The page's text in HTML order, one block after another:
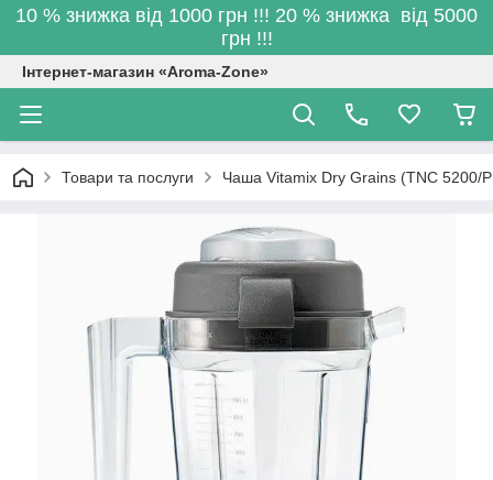
10 % знижка від 1000 грн !!! 20 % знижка від 5000
грн !!!
Інтернет-магазин «Aroma-Zone»
Товари та послуги Чаша Vitamix Dry Grains (TNC 5200/